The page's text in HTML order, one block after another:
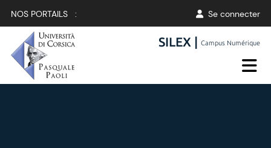
NOS PORTAILS : Se connecter
SILEX |Campus Numérique